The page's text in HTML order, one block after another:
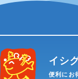
イシ
便利にお